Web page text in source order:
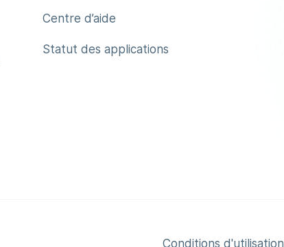
Centre d’aide
Statut des applications